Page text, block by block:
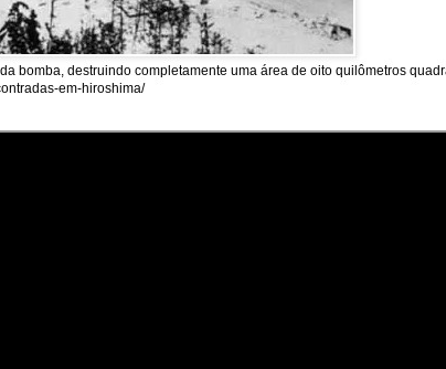
bomba, destruindo completamente uma área de oito quilômetros
em-hiroshima/